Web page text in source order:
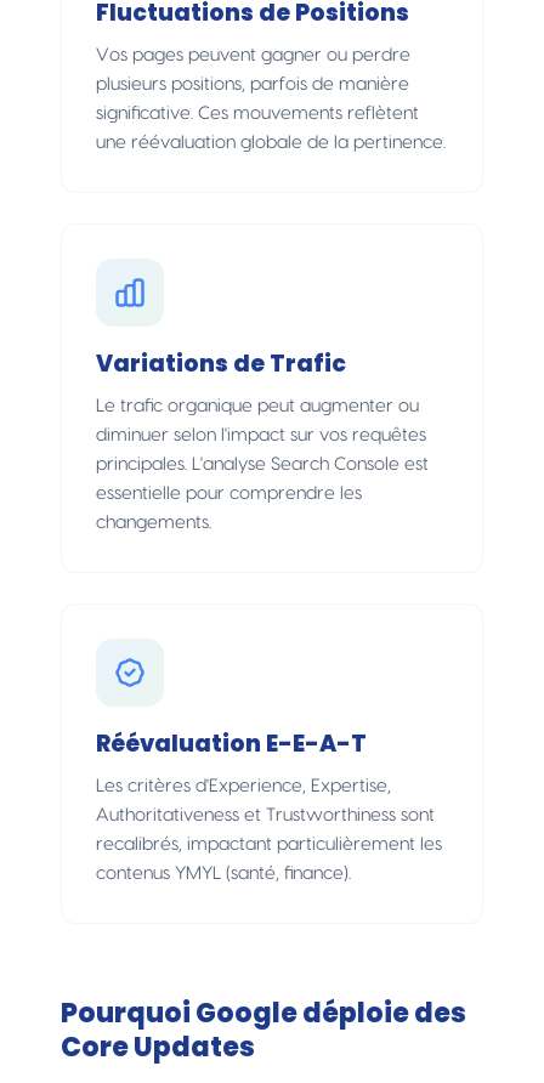
Fluctuations de Positions
Vos pages peuvent gagner ou perdre
plusieurs positions, parfois de manière
significative. Ces mouvements reflètent
une réévaluation globale de la pertinence.
Variations de Trafic
Le trafic organique peut augmenter ou
diminuer selon l'impact sur vos requêtes
principales. L'analyse Search Console est
essentielle pour comprendre les
changements.
Réévaluation E-E-A-T
Les critères d'Experience, Expertise,
Authoritativeness et Trustworthiness sont
recalibrés, impactant particulièrement les
contenus YMYL (santé, finance).
Pourquoi Google déploie des
Core Updates